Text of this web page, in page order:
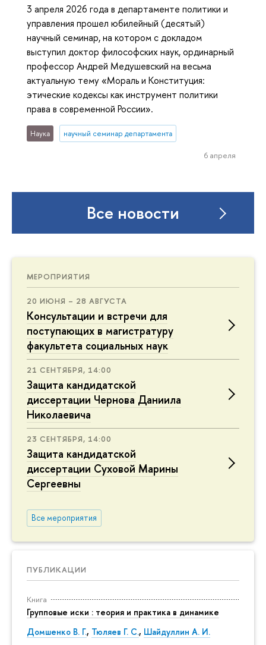
МЕРОПРИЯТИЯ
20 ИЮНЯ – 28 АВГУСТА
Консультации и встречи для
поступающих в магистратуру
факультета социальных наук
21 СЕНТЯБРЯ, 14:00
Защита кандидатской
диссертации Чернова Даниила
Николаевича
23 СЕНТЯБРЯ, 14:00
Защита кандидатской
диссертации Суховой Марины
Сергеевны
Все мероприятия
ПУБЛИКАЦИИ
Книга
Групповые иски : теория и практика в динамике
Домшенко В. Г., Тюляев Г. С., Шайдуллин А. И.
3 апреля 2026 года в департаменте политики и
управления прошел юбилейный (десятый)
научный семинар, на котором с докладом
выступил доктор философских наук, ординарный
профессор Андрей Медушевский на весьма
актуальную тему «Мораль и Конституция:
этические кодексы как инструмент политики
права в современной России».
Наука научный семинар департамента
6 апреля
Все новости